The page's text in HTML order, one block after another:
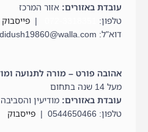
עובדת באזורים: אזור המרכז
טלפון:
| פייסבוק
דוא"ל: adidush19860@walla.com
אהובה פורט – מורה לתנועה
מעל 14 שנה בתחום
עובדת באזורים: מודיעין והסביבה
טלפון: 0544650466 |
פייסבוק